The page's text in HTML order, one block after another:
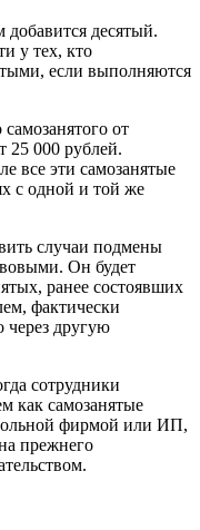
десятый.
у тех, кто
если выполняются
от
000 рублей.
все эти самозанятые
с одной и той же
случаи подмены
Он будет
ранее состоявших
фактически
через другую
сотрудники
как самозанятые
фирмой или ИП,
прежнего